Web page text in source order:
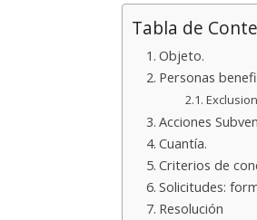
Tabla de
Objeto.
Personas
Acciones
Cuantía.
Criterios de
Solicitudes:
Resolución